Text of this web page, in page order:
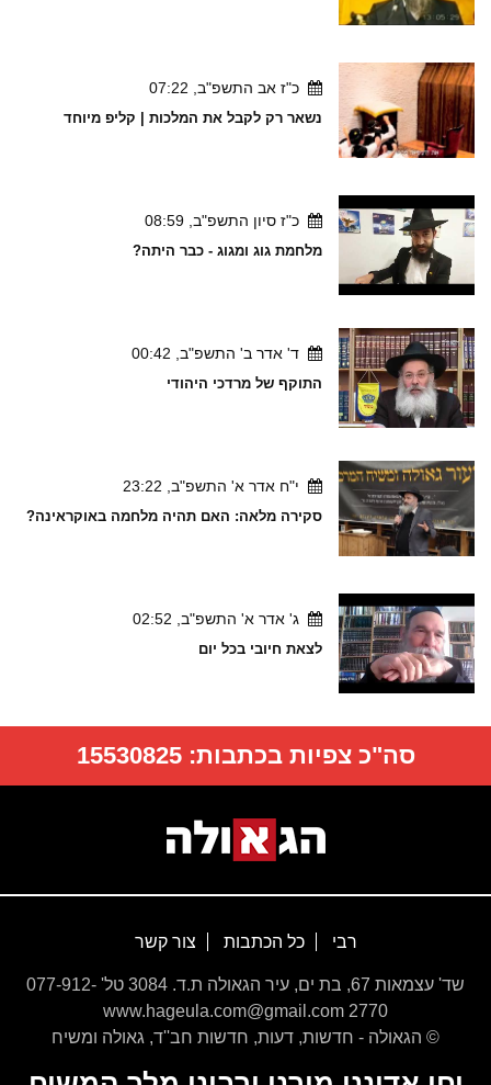
כ"ז אב התשפ"ב, 07:22
נשאר רק לקבל את המלכות | קליפ מיוחד
כ"ז סיון התשפ"ב, 08:59
מלחמת גוג ומגוג - כבר היתה?
ד' אדר ב' התשפ"ב, 00:42
התוקף של מרדכי היהודי
י"ח אדר א' התשפ"ב, 23:22
סקירה מלאה: האם תהיה מלחמה באוקראינה?
ג' אדר א' התשפ"ב, 02:52
לצאת חיובי בכל יום
סה"כ צפיות בכתבות:15530825
רבי כל הכתבות צור קשר
שד' עצמאות 67, בת ים, עיר הגאולה ת.ד. 3084 טל' 077-912-
2770 www.hageula.com@gmail.com
© הגאולה - חדשות, דעות, חדשות חב''ד, גאולה ומשיח